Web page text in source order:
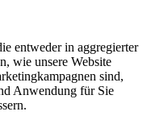
entweder in aggregierter
wie unsere Website
sind,
Anwendung für Sie